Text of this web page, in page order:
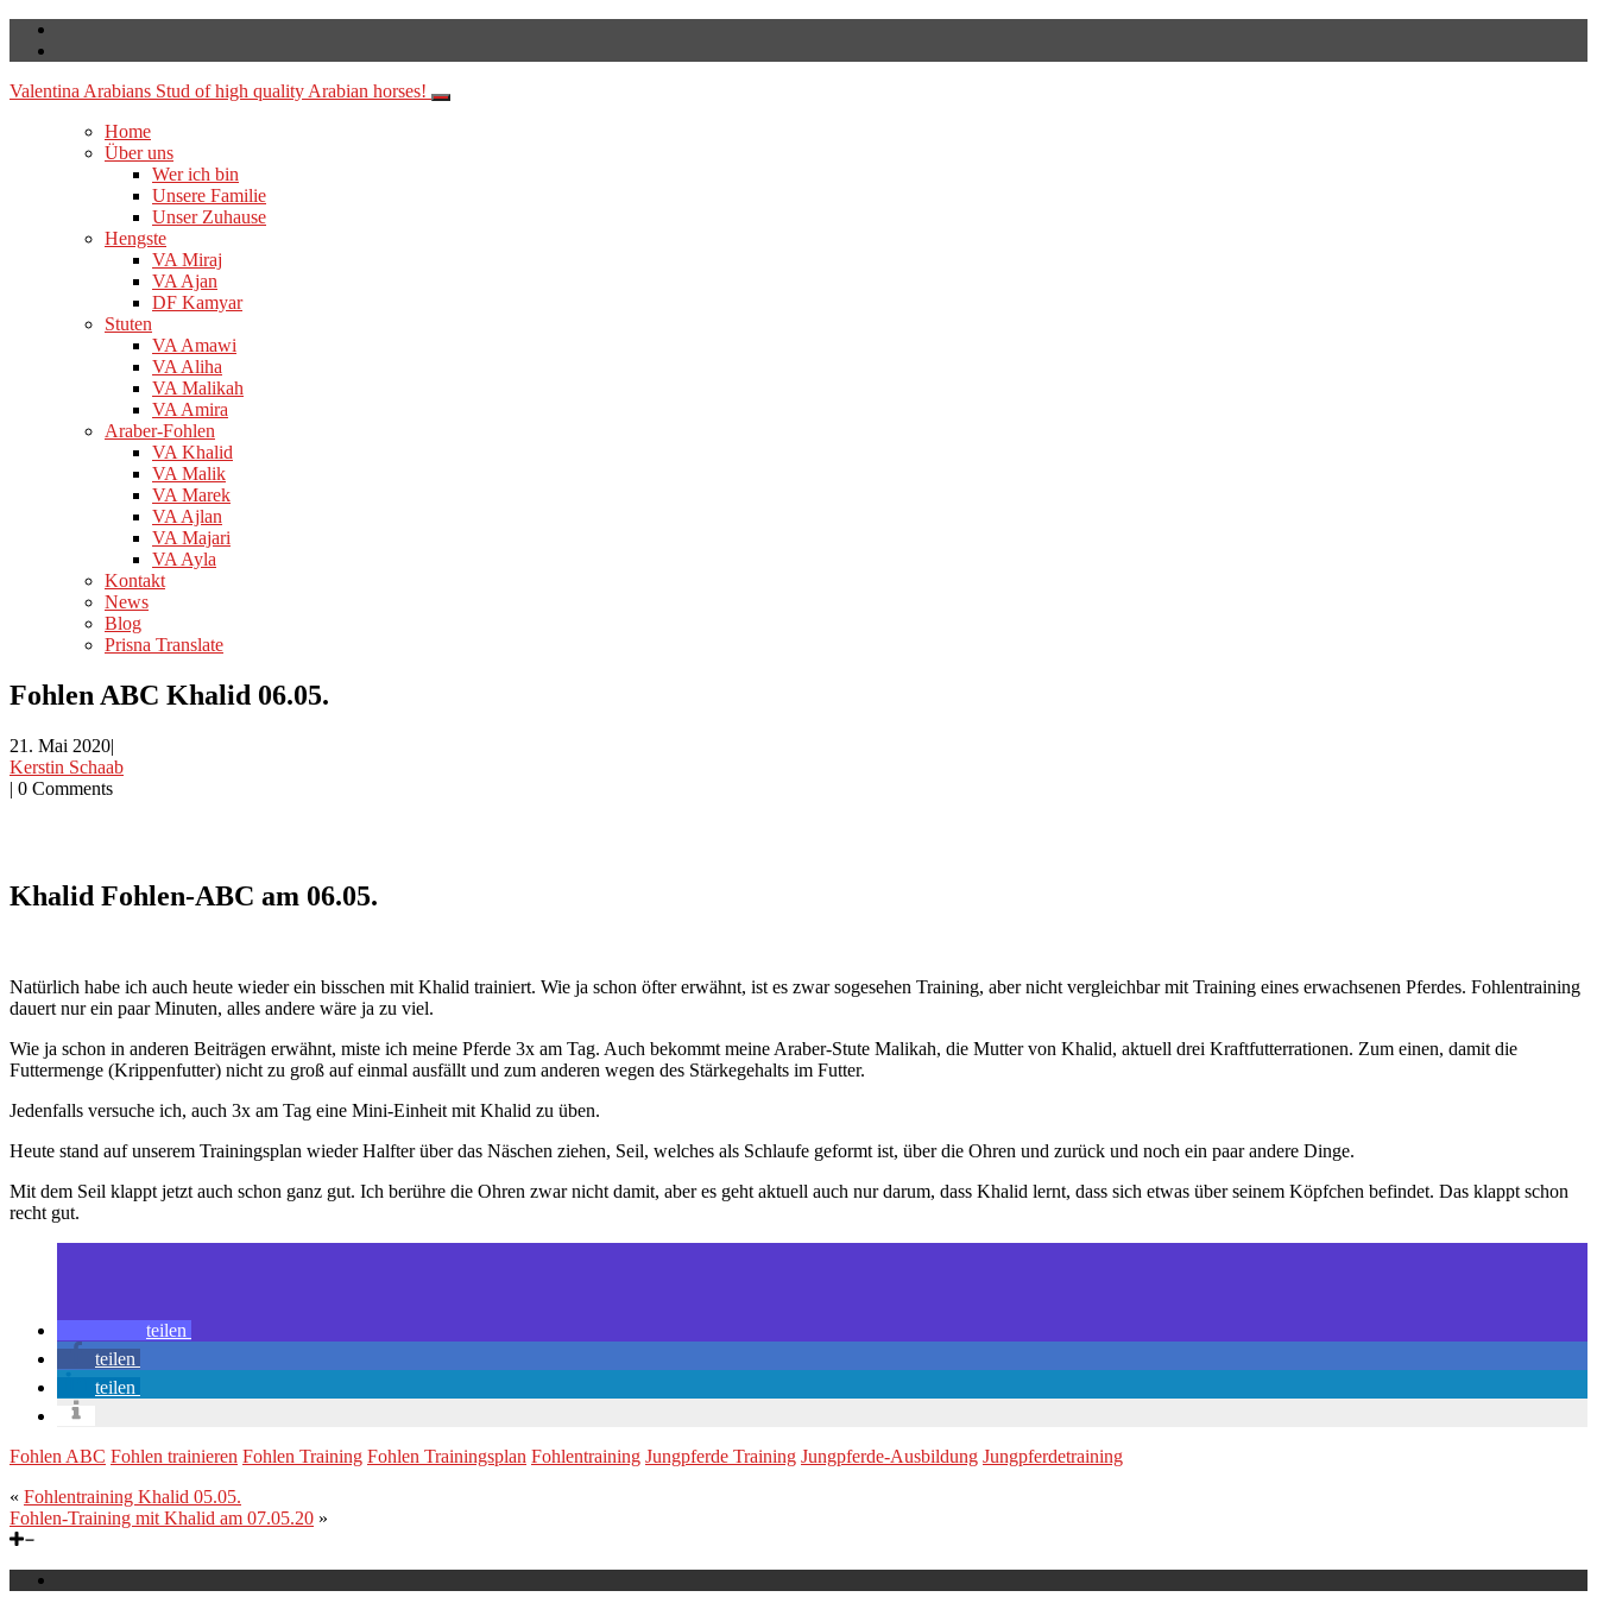
Valentina Arabians Stud of high quality Arabian horses!
Home
Über uns
Wer ich bin
Unsere Familie
Unser Zuhause
Hengste
VA Miraj
VA Ajan
DF Kamyar
Stuten
VA Amawi
VA Aliha
VA Malikah
VA Amira
Araber-Fohlen
VA Khalid
VA Malik
VA Marek
VA Ajlan
VA Majari
VA Ayla
Kontakt
News
Blog
Prisna Translate
Fohlen ABC Khalid 06.05.
21. Mai 2020|
Kerstin Schaab
| 0 Comments
Khalid Fohlen-ABC am 06.05.
Natürlich habe ich auch heute wieder ein bisschen mit Khalid trainiert. Wie ja schon öfter erwähnt, ist es zwar sogesehen Training, aber nicht vergleichbar mit Training eines erwachsenen Pferdes. Fohlentraining
dauert nur ein paar Minuten, alles andere wäre ja zu viel.
Wie ja schon in anderen Beiträgen erwähnt, miste ich meine Pferde 3x am Tag. Auch bekommt meine Araber-Stute Malikah, die Mutter von Khalid, aktuell drei Kraftfutterrationen. Zum einen, damit die
Futtermenge (Krippenfutter) nicht zu groß auf einmal ausfällt und zum anderen wegen des Stärkegehalts im Futter.
Jedenfalls versuche ich, auch 3x am Tag eine Mini-Einheit mit Khalid zu üben.
Heute stand auf unserem Trainingsplan wieder Halfter über das Näschen ziehen, Seil, welches als Schlaufe geformt ist, über die Ohren und zurück und noch ein paar andere Dinge.
Mit dem Seil klappt jetzt auch schon ganz gut. Ich berühre die Ohren zwar nicht damit, aber es geht aktuell auch nur darum, dass Khalid lernt, dass sich etwas über seinem Köpfchen befindet. Das klappt schon
recht gut.
teilen
teilen
teilen
Fohlen ABC Fohlen trainieren Fohlen Training Fohlen Trainingsplan Fohlentraining Jungpferde Training Jungpferde-Ausbildung Jungpferdetraining
« Fohlentraining Khalid 05.05.
Fohlen-Training mit Khalid am 07.05.20 »